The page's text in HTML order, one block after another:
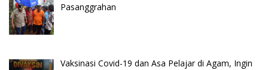
Pasanggrahan
Vaksinasi Covid-19 dan Asa Pelajar di Agam, Ingin